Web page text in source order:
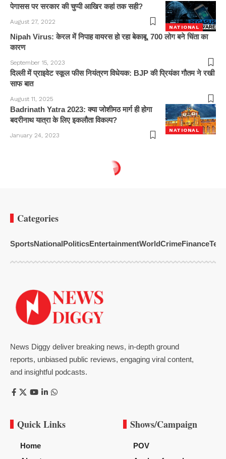
NATIONAL
पेगासस पर सरकार की चुप्पी आखिर कहां तक सही?
August 27, 2022
Nipah Virus: केरल में निपाह वायरस हो रहा बेकाबू, 700 लोग बने चिंता का
कारण
September 15, 2023
दिल्ली में प्राइवेट स्कूल फीस नियंत्रण विधेयक: BJP की प्रियंका गौतम ने रखी
साफ बात
August 11, 2025
NATIONAL
Badrinath Yatra 2023: क्या जोशीमठ मार्ग ही होगा
बदरीनाथ यात्रा के लिए इकलौता विकल्प?
January 24, 2023
Categories
SportsNationalPoliticsEntertainmentWorldCrimeFinance
News Diggy deliver breaking news, in-depth ground
reports, unbiased public reviews, engaging viral content,
and insightful podcasts.
Quick Links
Home
Shows/Campaign
POV